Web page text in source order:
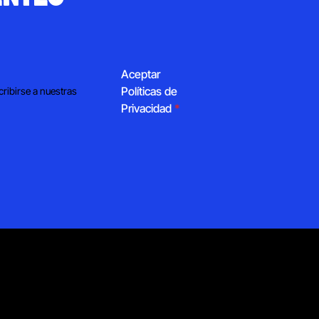
a nuestras
Aceptar
Políticas de
Privacidad *